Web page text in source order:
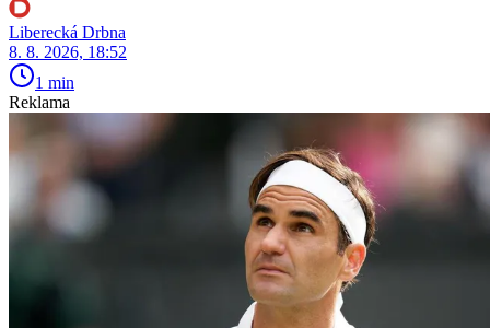
Liberecká Drbna
8. 8. 2026, 18:52
1 min
Reklama